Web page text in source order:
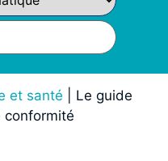
et santé
Le guide
conformité